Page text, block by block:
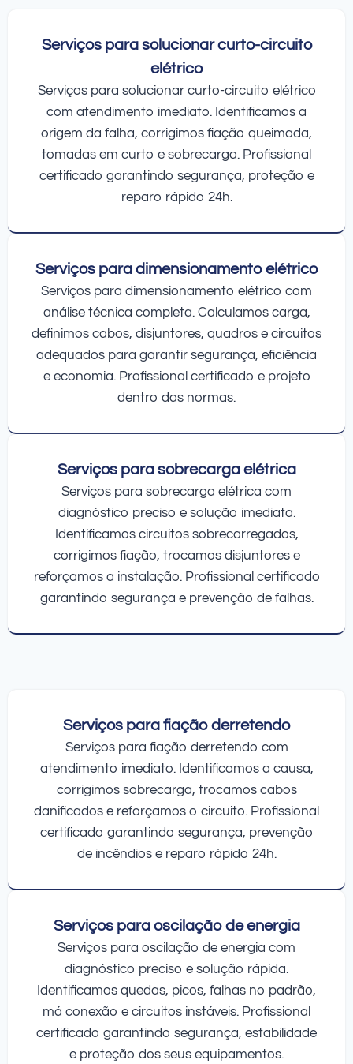
Serviços para solucionar curto-circuito
elétrico
Serviços para solucionar curto-circuito elétrico
com atendimento imediato. Identificamos a
origem da falha, corrigimos fiação queimada,
tomadas em curto e sobrecarga. Profissional
certificado garantindo segurança, proteção e
reparo rápido 24h.
Serviços para dimensionamento elétrico
Serviços para dimensionamento elétrico com
análise técnica completa. Calculamos carga,
definimos cabos, disjuntores, quadros e circuitos
adequados para garantir segurança, eficiência
e economia. Profissional certificado e projeto
dentro das normas.
Serviços para sobrecarga elétrica
Serviços para sobrecarga elétrica com
diagnóstico preciso e solução imediata.
Identificamos circuitos sobrecarregados,
corrigimos fiação, trocamos disjuntores e
reforçamos a instalação. Profissional certificado
garantindo segurança e prevenção de falhas.
Serviços para fiação derretendo
Serviços para fiação derretendo com
atendimento imediato. Identificamos a causa,
corrigimos sobrecarga, trocamos cabos
danificados e reforçamos o circuito. Profissional
certificado garantindo segurança, prevenção
de incêndios e reparo rápido 24h.
Serviços para oscilação de energia
Serviços para oscilação de energia com
diagnóstico preciso e solução rápida.
Identificamos quedas, picos, falhas no padrão,
má conexão e circuitos instáveis. Profissional
certificado garantindo segurança, estabilidade
e proteção dos seus equipamentos.